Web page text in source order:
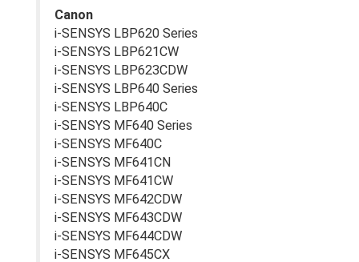
Canon
i-SENSYS LBP620 Series
i-SENSYS LBP621CW
i-SENSYS LBP623CDW
i-SENSYS LBP640 Series
i-SENSYS LBP640C
i-SENSYS MF640 Series
i-SENSYS MF640C
i-SENSYS MF641CN
i-SENSYS MF641CW
i-SENSYS MF642CDW
i-SENSYS MF643CDW
i-SENSYS MF644CDW
i-SENSYS MF645CX